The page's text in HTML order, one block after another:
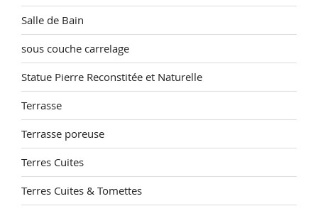
Salle de Bain
sous couche carrelage
Statue Pierre Reconstitée et Naturelle
Terrasse
Terrasse poreuse
Terres Cuites
Terres Cuites & Tomettes